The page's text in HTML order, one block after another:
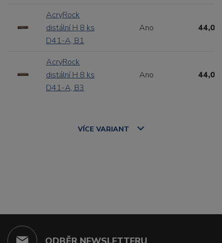
AcryRock
distální H 8 ks
D41-A, B1
Ano 44,00
AcryRock
distální H 8 ks
D41-A, B3
Ano 44,00
VÍCE VARIANT